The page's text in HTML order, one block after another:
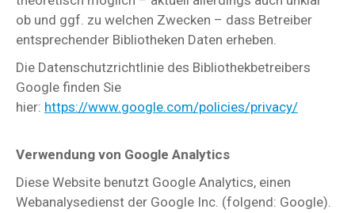
ob und ggf. zu welchen Zwecken – dass Betreiber
entsprechender Bibliotheken Daten erheben.
Die Datenschutzrichtlinie des Bibliothekbetreibers
Google finden Sie
hier: https://www.google.com/policies/privacy/
Verwendung von Google Analytics
Diese Website benutzt Google Analytics, einen
Webanalysedienst der Google Inc. (folgend: Google).